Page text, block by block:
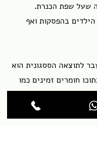
שעל שפת הכנרת.
בהפסקות ואף
לתוצאה הססגונית הוא
חומרים זמינים כמו
לילדים גם מקום
יצירה ואכפתיות